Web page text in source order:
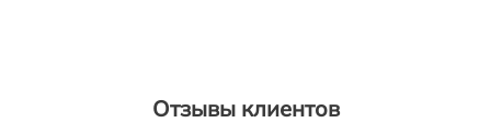
Отзывы клиентов